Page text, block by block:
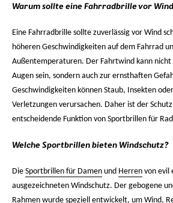
Warum sollte eine Fahrradbrille vor
Eine Fahrradbrille sollte zuverlässig vor Wind
höheren Geschwindigkeiten auf dem Fahrrad
Außentemperaturen. Der Fahrtwind kann
Augen sein, sondern auch zur ernsthaften
Geschwindigkeiten können Staub, Insekten
Verletzungen verursachen. Daher ist der
entscheidende Funktion von Sportbrillen für
Welche Sportbrillen bieten Windschutz?
Die Sportbrillen für Damen und Herren von evil
ausgezeichneten Windschutz. Der gebogene
Rahmen wurde speziell entwickelt, um Wind,